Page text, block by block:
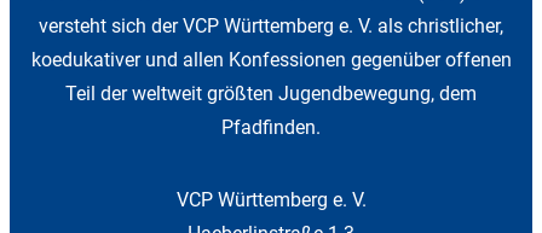
versteht sich der VCP Württemberg e. V. als christlicher,
koedukativer und allen Konfessionen gegenüber offenen
Teil der weltweit größten Jugendbewegung, dem
Pfadfinden.
VCP Württemberg e. V.